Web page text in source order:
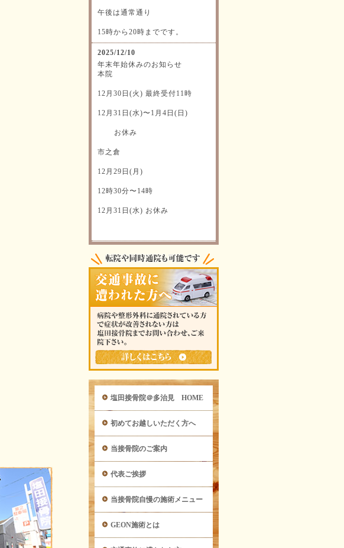
午後は通常通り
15時から20時までです。
2025/12/10
年末年始休みのお知らせ
本院
12月30日(火) 最終受付11時
12月31日(水)〜1月4日(日)
お休み
市之倉
12月29日(月)
12時30分〜14時
12月31日(水) お休み
塩田接骨院＠多治見 HOME
初めてお越しいただく方へ
当接骨院のご案内
代表ご挨拶
当接骨院自慢の施術メニュー
GEON施術とは